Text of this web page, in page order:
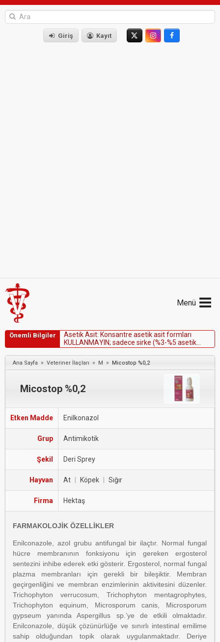
Giriş Kayıt
Menü
Önemli Bilgiler AsetikAsit: Konsantre asetikasitform arı
KULLAN MAY N; sadece sirke (%3-%5 asetik
asit)kullanın.
Ana Sayfa » Veteriner İlaçları » M » Micostop %0,2
Micostop %0,2
Etken Madde Enilkonazol
Grup Antimikotik
Şekil Deri Sprey
Hayvan At Köpek Sığır
Firma Hektaş
FARMAKOLOJİK ÖZELLİKLER
Enilconazole, azol grubu antifungal bir ilaçtır. Normal fungal
hücre membranının fonksiyonu için gereken ergosterol
sentezini inhibe ederek etki gösterir. Ergosterol, normal fungal
plazma membranları için gerekli bir bileşiktir. Membran
geçirgenliğini ve membran enzimlerinin aktivitesini düzenler.
Trichophyton verrucosum, Trichophyton mentagrophytes,
Trichophyton equinum, Microsporum canis, Microsporum
gypseum yanında Aspergillus sp.’ye de etkili olmaktadır.
Enilconazole, düşük çözünürlüğe ve sınırlı intestinal emilime
sahip olduğundan topik olarak uygulanmaktadır. Deriye